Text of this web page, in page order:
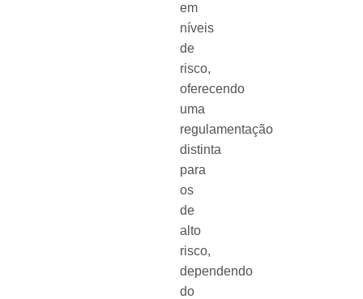
em
níveis
de
risco,
oferecendo
uma
regulamentação
distinta
para
os
de
alto
risco,
dependendo
do